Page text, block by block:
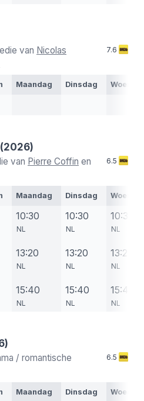
van Nicolas
7.6
Maandag Dinsdag
(2026)
van Pierre Coffin en
6.5
Maandag Dinsdag
10:30
NL
13:20
NL
15:40
NL
10:30
NL
13:20
NL
15:40
NL
10:30
NL
13:20
NL
15:40
NL
/ romantische
6.5
Maandag Dinsdag